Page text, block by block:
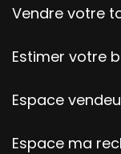
Vendre votre
Estimer votre
Espace
Espace ma